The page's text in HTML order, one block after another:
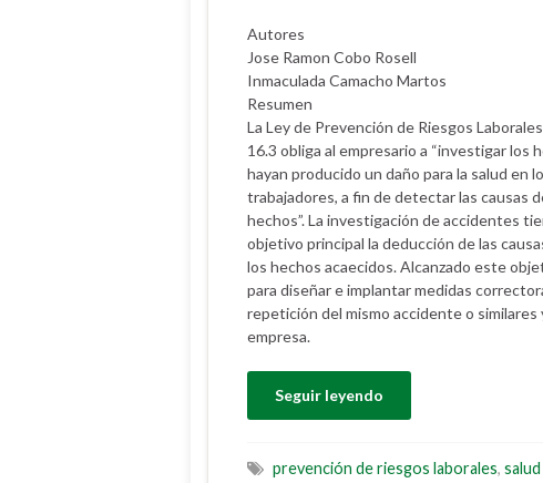
Autores
Jose Ramon Cobo Rosell
Inmaculada Camacho Martos
Resumen
La Ley de Prevención de Riesgos
16.3 obliga al empresario a “investigar los
hayan producido un daño para la salud en
trabajadores, a fin de detectar las causas
hechos”. La investigación de accidentes
objetivo principal la deducción de las
los hechos acaecidos. Alcanzado este
para diseñar e implantar medidas
repetición del mismo accidente o similares
empresa.
Seguir leyendo
prevención de riesgos laborales,